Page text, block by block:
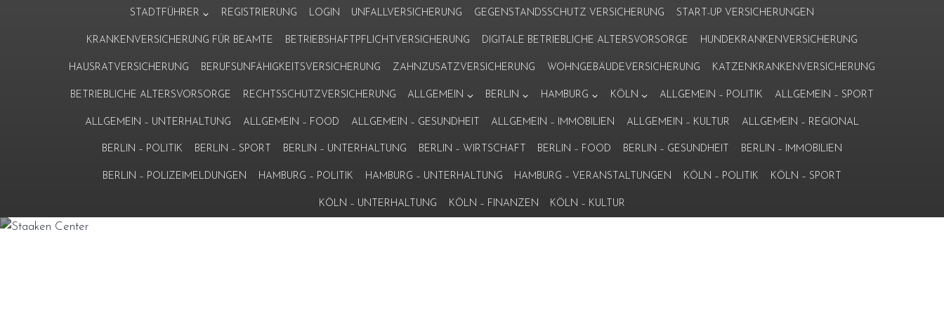
STADTFÜHRER REGISTRIERUNG LOGIN UNFALLVERSICHERUNG GEGENSTANDSSCHUTZ VERSICHERUNG START-UP VERSICHERUNGEN
KRANKENVERSICHERUNG FÜR BEAMTE BETRIEBSHAFTPFLICHTVERSICHERUNG DIGITALE BETRIEBLICHE ALTERSVORSORGE HUNDEKRANKENVERSICHERUNG
HAUSRATVERSICHERUNG BERUFSUNFÄHIGKEITSVERSICHERUNG ZAHNZUSATZVERSICHERUNG WOHNGEBÄUDEVERSICHERUNG KATZENKRANKENVERSICHERUNG
BETRIEBLICHE ALTERSVORSORGE RECHTSSCHUTZVERSICHERUNG ALLGEMEIN BERLIN HAMBURG KÖLN ALLGEMEIN – POLITIK ALLGEMEIN – SPORT
ALLGEMEIN – UNTERHALTUNG ALLGEMEIN – FOOD ALLGEMEIN – GESUNDHEIT ALLGEMEIN – IMMOBILIEN ALLGEMEIN – KULTUR ALLGEMEIN – REGIONAL
BERLIN – POLITIK BERLIN – SPORT BERLIN – UNTERHALTUNG BERLIN – WIRTSCHAFT BERLIN – FOOD BERLIN – GESUNDHEIT BERLIN – IMMOBILIEN
BERLIN – POLIZEIMELDUNGEN HAMBURG – POLITIK HAMBURG – UNTERHALTUNG HAMBURG – VERANSTALTUNGEN KÖLN – POLITIK KÖLN – SPORT
KÖLN – UNTERHALTUNG KÖLN – FINANZEN KÖLN – KULTUR